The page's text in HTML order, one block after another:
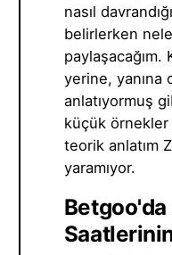
nasıl
belirlerken
yerine, yanına
anlatıyormuş
küçük
teorik anlatım
yaramıyor.